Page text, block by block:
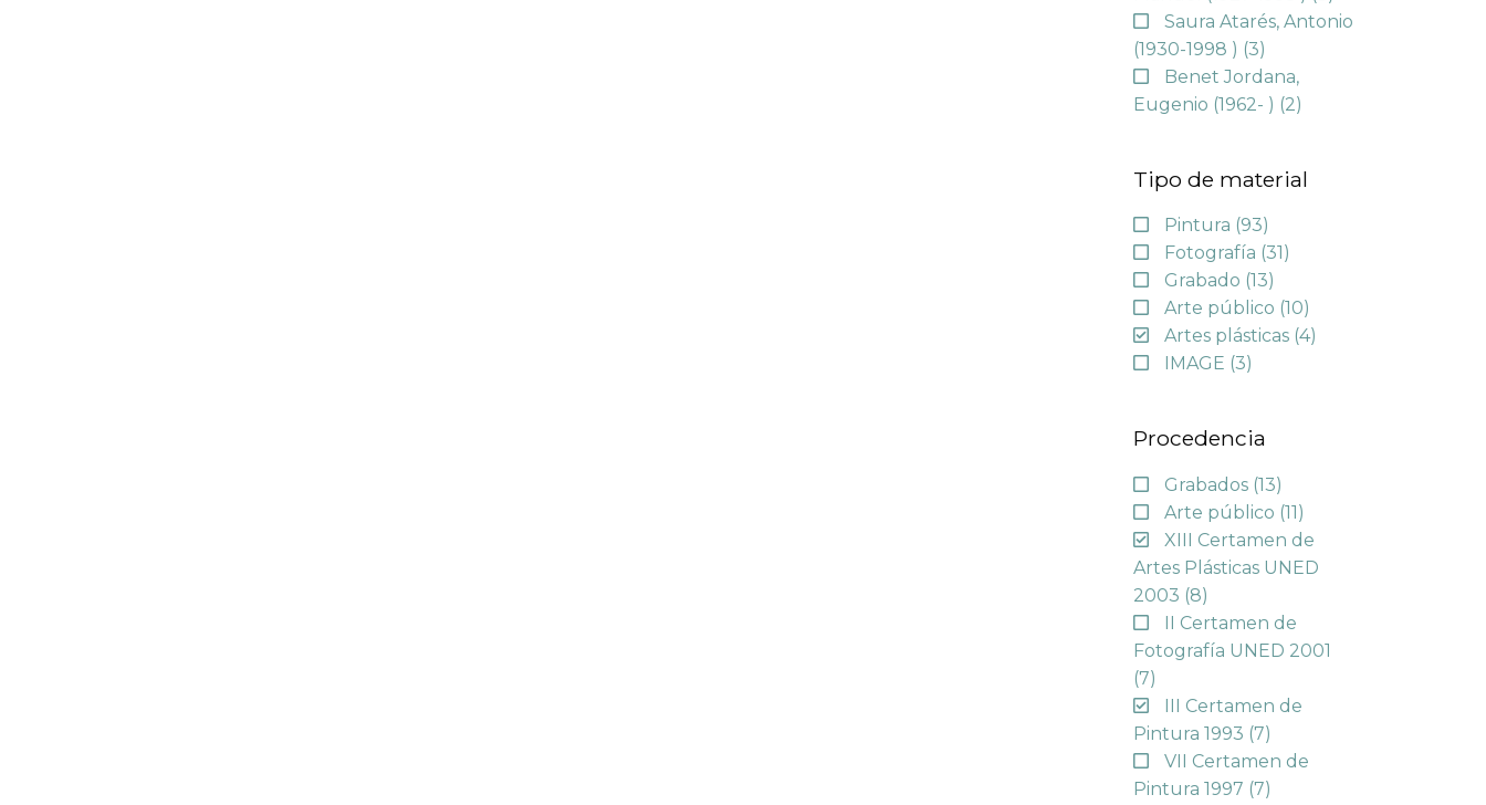
Saura Atarés, Antonio
(1930-1998 ) (3)
Benet Jordana,
Eugenio (1962- ) (2)
Tipo de material
Pintura (93)
Fotografía (31)
Grabado (13)
Arte público (10)
Artes plásticas (4)
IMAGE (3)
Procedencia
Grabados (13)
Arte público (11)
XIII Certamen de
Artes Plásticas UNED
2003 (8)
II Certamen de
Fotografía UNED 2001
(7)
III Certamen de
Pintura 1993 (7)
VII Certamen de
Pintura 1997 (7)